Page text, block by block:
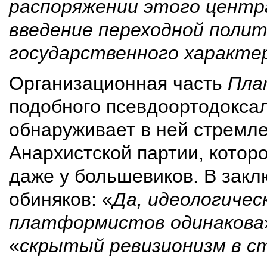
распоряжении этого
введение переходной
государственного
Организационная часть
подобного
обнаруживает в ней
Анархистской партии,
даже у большевиков. В
обиняков: «Да,
платформистов одинакова
«скрытый ревизионизм в